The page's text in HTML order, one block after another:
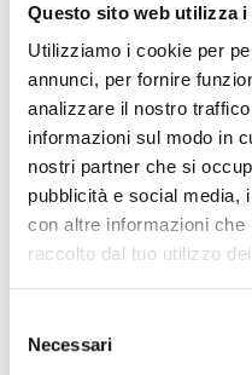
Questo sito web utilizza i
Utilizziamo i cookie per
annunci, per fornire
analizzare il nostro
informazioni sul modo in
nostri partner che si
pubblicità e social media,
con altre informazioni che
raccolto dal tuo utilizzo
delNecessari
Il Titolare pianifica e
tecniche e
sicurezza adeguato al
proteggere i dati
o accesso non
effettuata una
applicabile, una
protezione dei dati